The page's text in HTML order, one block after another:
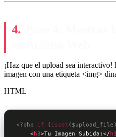
¡Haz que el upload sea interactivo!
imagen con una etiqueta <img>
HTML
<?php if ( isset ( $upload_file
<h3>Tu Imagen Subida: </ h3